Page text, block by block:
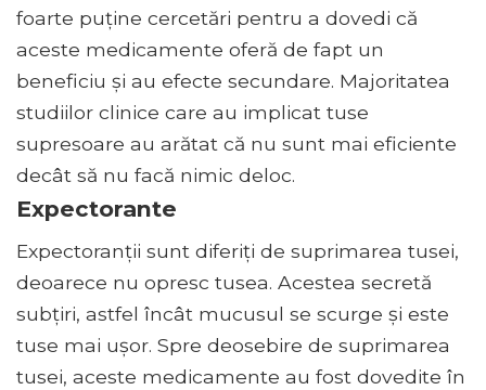
foarte puține cercetări pentru a dovedi că
aceste medicamente oferă de fapt un
beneficiu și au efecte secundare. Majoritatea
studiilor clinice care au implicat tuse
supresoare au arătat că nu sunt mai eficiente
decât să nu facă nimic deloc.
Expectorante
Expectoranții sunt diferiți de suprimarea tusei,
deoarece nu opresc tusea. Acestea secretă
subțiri, astfel încât mucusul se scurge și este
tuse mai ușor. Spre deosebire de suprimarea
tusei, aceste medicamente au fost dovedite în